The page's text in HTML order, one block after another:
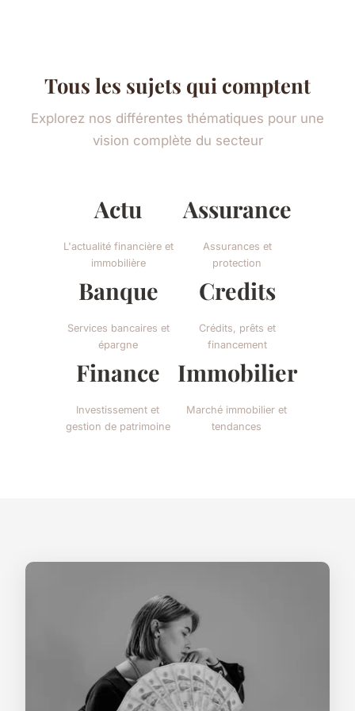
Tous les sujets qui comptent
Explorez nos différentes thématiques pour une
vision complète du secteur
Actu
L'actualité financière et
immobilière
Assurance
Assurances et
protection
Banque
Services bancaires et
épargne
Credits
Crédits, prêts et
financement
Finance
Investissement et
gestion de patrimoine
Immobilier
Marché immobilier et
tendances